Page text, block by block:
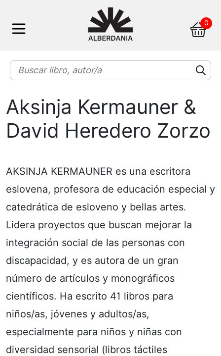
0
Aksinja Kermauner &
David Heredero Zorzo
AKSINJA KERMAUNER es una escritora
eslovena, profesora de educación especial y
catedrática de esloveno y bellas artes.
Lidera proyectos que buscan mejorar la
integración social de las personas con
discapacidad, y es autora de un gran
número de artículos y monográficos
científicos. Ha escrito 41 libros para
niños/as, jóvenes y adultos/as,
especialmente para niños y niñas con
diversidad sensorial (libros táctiles